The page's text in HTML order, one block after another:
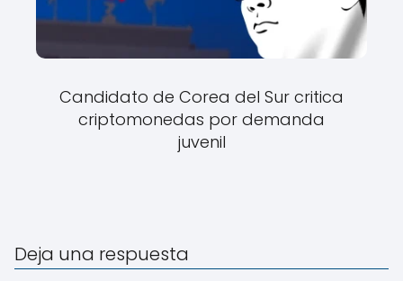
Candidato de Corea del Sur critica
criptomonedas por demanda
juvenil
Deja una respuesta